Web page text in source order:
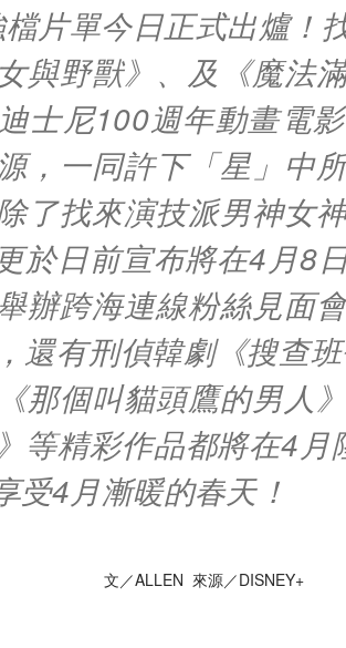
片單今日正式出爐！
與野獸》、及《魔法
士尼100週年動畫電
，一同許下「星」中
了找來演技派男神女
於日前宣布將在4月8
辦跨海連線粉絲見面
還有刑偵韓劇《搜查
那個叫貓頭鷹的男人
等精彩作品都將在4月
受4月漸暖的春天！
文／ALLEN 來源／DISNEY+